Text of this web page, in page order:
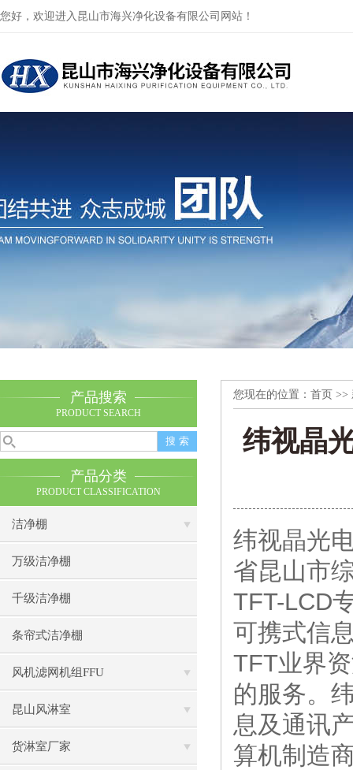
您好，欢迎进入昆山市海兴净化设备有限公司网站！
产品搜索
PRODUCT SEARCH
产品分类
PRODUCT CLASSIFICATION
洁净棚
万级洁净棚
千级洁净棚
条帘式洁净棚
风机滤网机组FFU
昆山风淋室
货淋室厂家
您现在的位置： 首页 >>
纬视晶
纬视晶光
省昆山市
TFT-LCD
可携式信
TFT业界
的服务。
息及通讯
算机制造